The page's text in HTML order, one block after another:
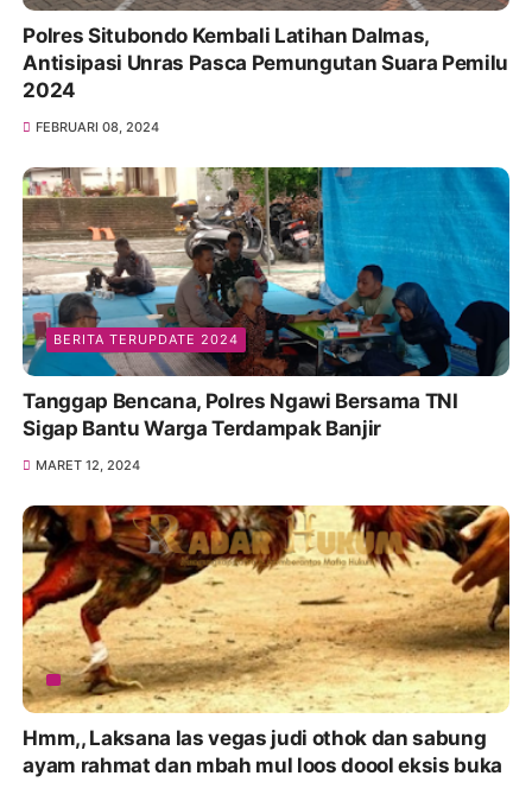
Polres Situbondo Kembali Latihan Dalmas,
Antisipasi Unras Pasca Pemungutan Suara Pemilu
2024
FEBRUARI 08, 2024
BERITA TERUPDATE 2024
Tanggap Bencana, Polres Ngawi Bersama TNI
Sigap Bantu Warga Terdampak Banjir
MARET 12, 2024
Hmm,, Laksana las vegas judi othok dan sabung
ayam rahmat dan mbah mul loos doool eksis buka